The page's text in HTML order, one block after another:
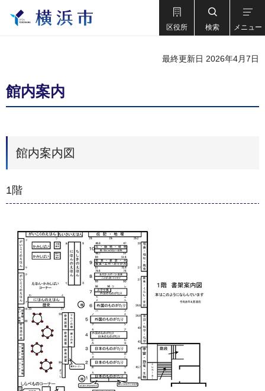
区役所 検索 メニュー
最終更新日 2026年4月7日
館内案内
館内案内図
1階